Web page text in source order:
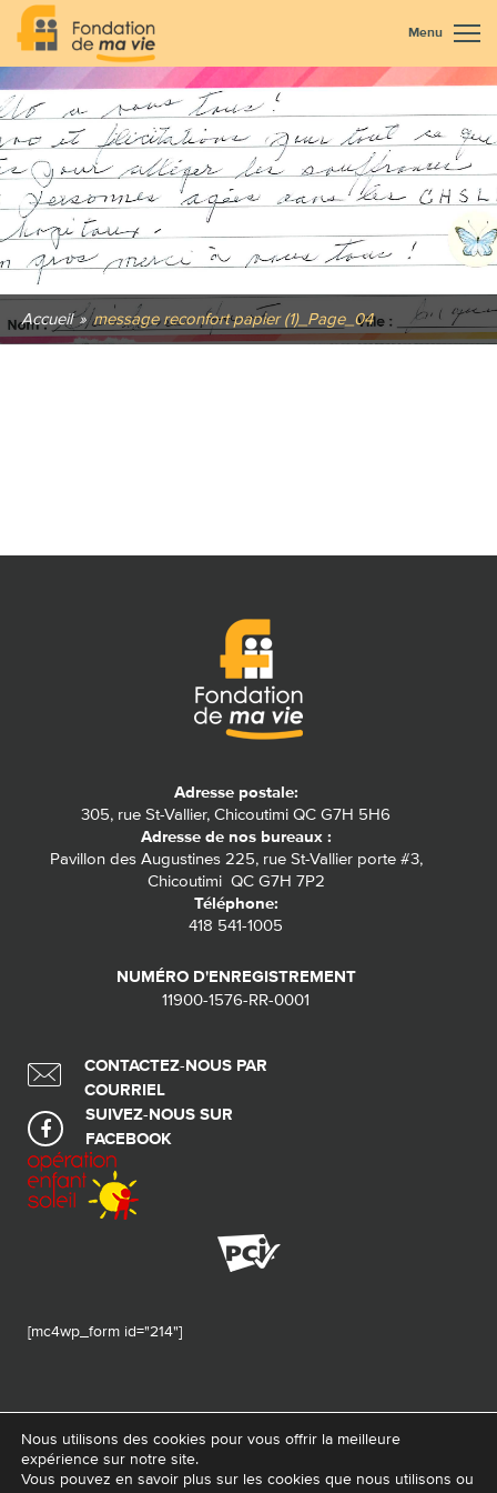
Menu
Accueil » message reconfort papier (1)_Page_04
Adresse postale:
305, rue St-Vallier, Chicoutimi QC G7H 5H6
Adresse de nos bureaux :
Pavillon des Augustines 225, rue St-Vallier porte #3,
Chicoutimi QC G7H 7P2
Téléphone:
418 541-1005
NUMÉRO D'ENREGISTREMENT
11900-1576-RR-0001
CONTACTEZ-NOUS PAR
COURRIEL
SUIVEZ-NOUS SUR
FACEBOOK
[mc4wp_form id="214"]
© 2026 Tous droits réservés - Fondation de ma vie – Pour la santé de la
Nous utilisons des cookies pour vous offrir la meilleure
expérience sur notre site.
Vous pouvez en savoir plus sur les cookies que nous utilisons ou